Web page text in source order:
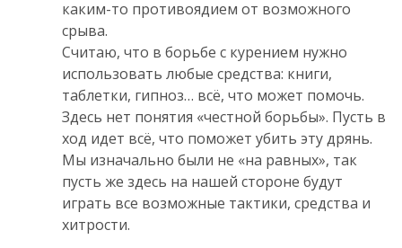
каким-то противоядием от возможного
срыва.
Считаю, что в борьбе с курением нужно
использовать любые средства: книги,
таблетки, гипноз… всё, что может помочь.
Здесь нет понятия «честной борьбы». Пусть в
ход идет всё, что поможет убить эту дрянь.
Мы изначально были не «на равных», так
пусть же здесь на нашей стороне будут
играть все возможные тактики, средства и
хитрости.